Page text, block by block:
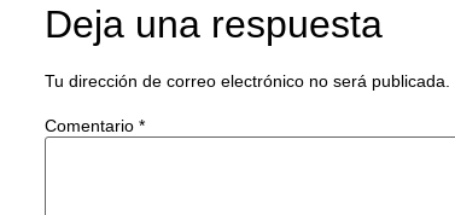
Deja una respuesta
Tu dirección de correo electrónico no será publicada.
Comentario *